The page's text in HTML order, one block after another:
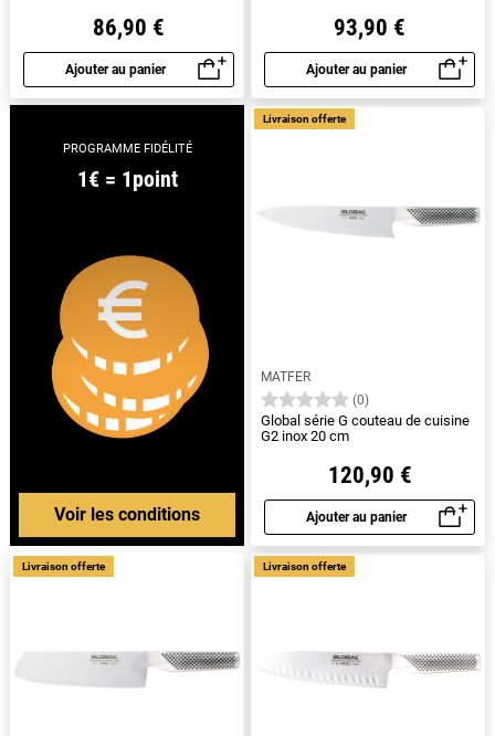
86,90 €
Ajouter au panier
Aperçu rapide
93,90 €
Ajouter au panier
Aperçu rapide
PROGRAMME FIDÉLITÉ
1€ = 1point
Voir les conditions
MATFER
(0)
Global série G couteau de cuisine
G2 inox 20 cm
120,90 €
Ajouter au panier
Aperçu rapide
Livraison offerte
Livraison offerte Livraison offerte